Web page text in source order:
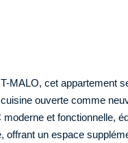
MALO, cet appartement
ouverte comme
et fonctionnelle,
offrant un espace